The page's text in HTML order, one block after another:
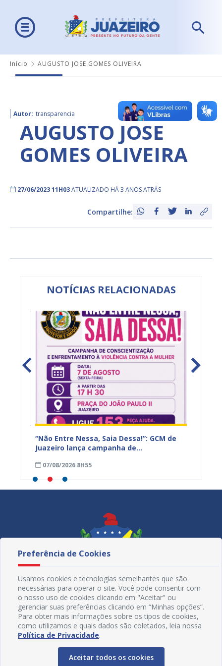
Início AUGUSTO JOSE GOMES OLIVEIRA
Autor: transparencia
AUGUSTO JOSE
GOMES OLIVEIRA
27/06/2023 11H03ATUALIZADO HÁ 3 ANOS ATRÁS
Compartilhe:
NOTÍCIAS RELACIONADAS
“Não Entre Nessa, Saia Dessa!”: GCM de
Juazeiro lança campanha de
violência contra a mulher
07/08/2026 8H55
Redes Sociais
Preferência de Cookies
Usamos cookies e tecnologias semelhantes que são
necessárias para operar o site. Você pode consentir com
o nosso uso de cookies clicando em "Aceitar" ou
gerenciar suas preferências clicando em “Minhas opções”.
Para obter mais informações sobre os tipos de cookies,
como utilizamos e quais dados são coletados, leia nossa
Política de Privacidade.
Aceitar todos os cookies